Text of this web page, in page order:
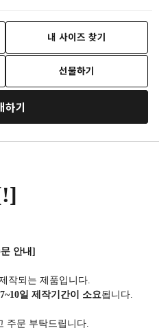
내 사이즈 찾기
선물하기
하기
안내]
작되는 제품입니다.
일 제작기간이 소요됩니다.
주문 부탁드립니다.